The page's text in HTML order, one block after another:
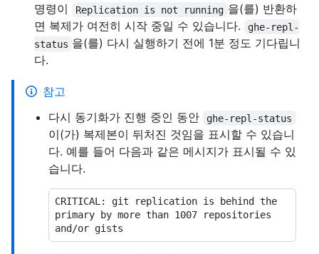
명령이
Replication is not running 을(를) 반환하
면 복제가 여전히 시작 중일 수 있습니다.
ghe-repl-
status 을(를) 다시 실행하기 전에 1분 정도 기다립니
다.
참고
다시 동기화가 진행 중인 동안
ghe-repl-status
이(가) 복제본이 뒤처진 것임을 표시할 수 있습니
다. 예를 들어 다음과 같은 메시지가 표시될 수 있
습니다.
CRITICAL: git replication is behind the
primary by more than 1007 repositories